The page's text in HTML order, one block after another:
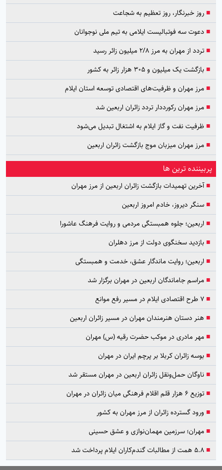
■روز خبرنگار، روز تعظیم به شجاعت
■دعوت سه فوتبالیست ایلامی به تیم ملی نوجوانان
■تردد از مهران به مرز ۲/۸ میلیون زائر رسید
■بازگشت یک میلیون و ۳۰۵ هزار زائر به کشور
■مرز مهران و ظرفیت‌های اقتصادی توسعه استان ایلام
■مرز مهران رکورددار تردد زائران اربعین شد
■ظرفیت نفت و گاز ایلام به اشتغال تبدیل می‌شود
■مرز مهران میزبان موج بازگشت زائران اربعین
پربیننده ترین ها
■آخرین تهمیدات بازگشت زائران اربعین از مرز مهران
■سنگر دیروز، خادم امروز اربعین
■ اربعین؛ جلوه همبستگی مردمی و روایت فرهنگ عاشورا
■بازدید سخنگوی دولت از مرز دهلران
■ اربعین؛ روایت ماندگار عشق، خدمت و همبستگی
■مراسم جاماندگان اربعین در مهران برگزار شد
■۷ طرح اقتصادی ایلام در مسیر رفع موانع
■ هنر دستان هنرمندان مهران در مسیر زائران اربعین
■مهر مادری در موکب حضرت رقیه (س) مهران
■بوسه زائران کربلا بر پرچم ایران در مهران
■ناوگان حمل‌ونقل زائران اربعین در مهران مستقر شد
■توزیع ۶ هزار قلم اقلام فرهنگی میان زائران در مهران
■ ورود گسترده زائران از مرز مهران به کشور
■مهران؛ سرزمین مهمان‌نوازی و عشق حسینی
■۵.۸ همت از مطالبات گندم‌کاران ایلام پرداخت شد